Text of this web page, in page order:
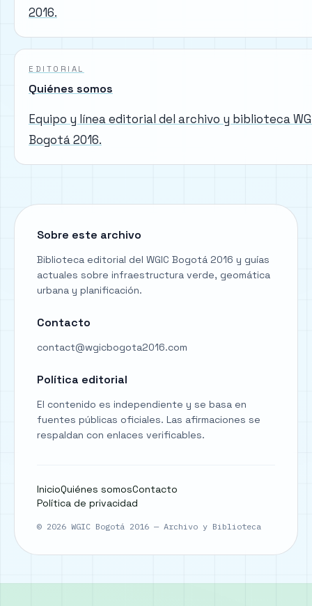
2016.
EDITORIAL
Quiénes somos
Equipo y línea editorial del archivo y biblioteca
Bogotá 2016.
Sobre este archivo
Biblioteca editorial del WGIC Bogotá 2016 y guías
actuales sobre infraestructura verde, geomática
urbana y planificación.
Contacto
contact@wgicbogota2016.com
Política editorial
El contenido es independiente y se basa en
fuentes públicas oficiales. Las afirmaciones se
respaldan con enlaces verificables.
InicioQuiénes somosContacto
Política de privacidad
© 2026 WGIC Bogotá 2016 — Archivo y Biblioteca